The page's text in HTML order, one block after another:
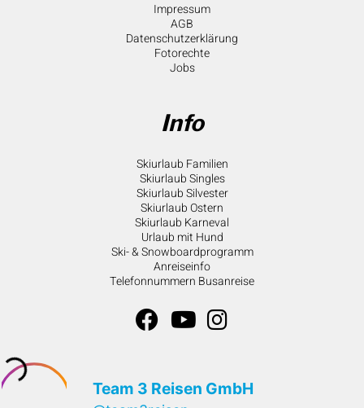
Impressum
AGB
Datenschutzerklärung
Fotorechte
Jobs
Info
Skiurlaub Familien
Skiurlaub Singles
Skiurlaub Silvester
Skiurlaub Ostern
Skiurlaub Karneval
Urlaub mit Hund
Ski- & Snowboardprogramm
Anreiseinfo
Telefonnummern Busanreise